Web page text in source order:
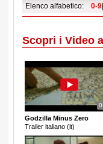
Elenco alfabetico: 0-9|
Scopri i Video
Godzilla Minus Zero
Trailer italiano (it)